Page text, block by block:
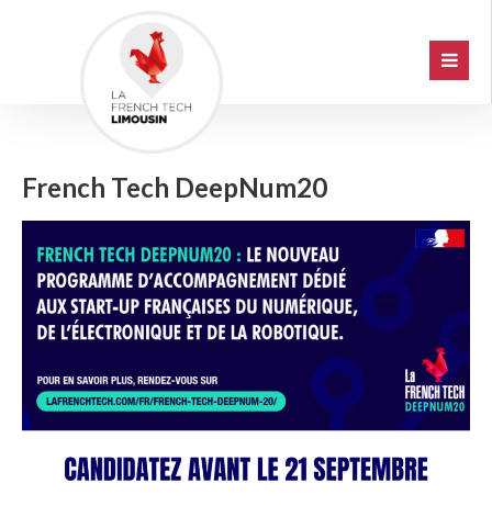
French Tech DeepNum20